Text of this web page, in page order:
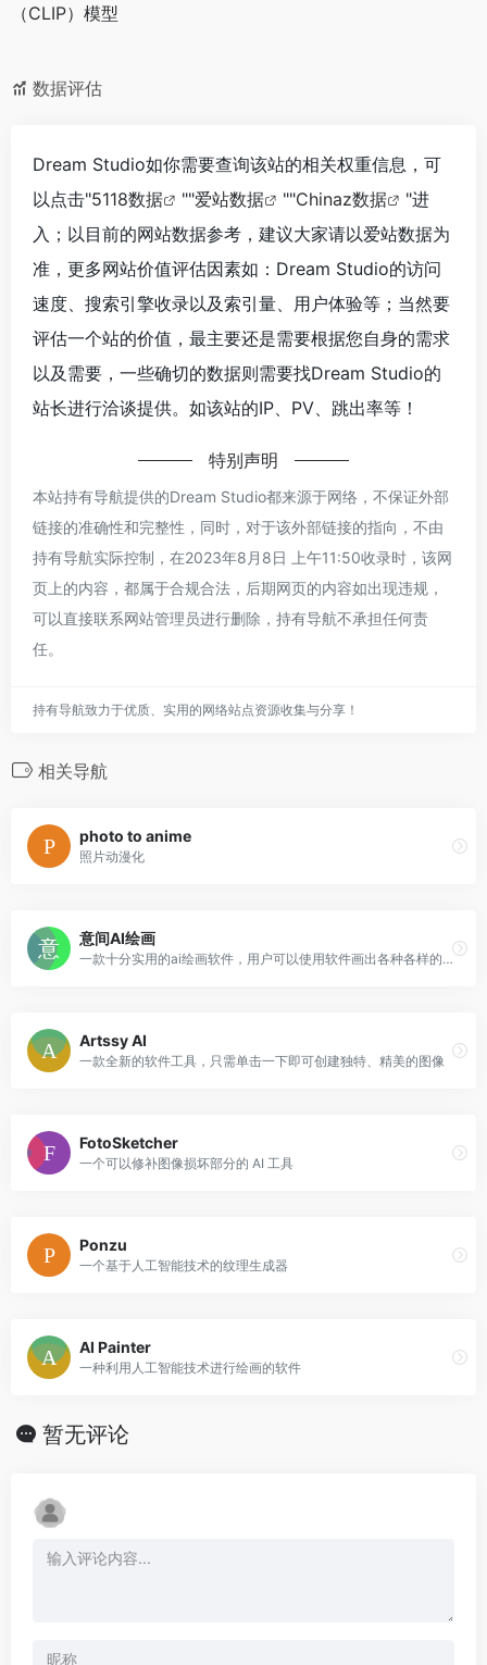
（CLIP）模型
数据评估
Dream Studio如你需要查询该站的相关权重信息，可
以点击"5118数据 ""爱站数据 ""Chinaz数据
"进
入；以目前的网站数据参考，建议大家请以爱站数据为
准，更多网站价值评估因素如：Dream Studio的访问
速度、搜索引擎收录以及索引量、用户体验等；当然要
评估一个站的价值，最主要还是需要根据您自身的需求
以及需要，一些确切的数据则需要找Dream Studio的
站长进行洽谈提供。如该站的IP、PV、跳出率等！
特别声明
本站持有导航提供的Dream Studio都来源于网络，不保证外部
链接的准确性和完整性，同时，对于该外部链接的指向，不由
持有导航实际控制，在2023年8月8日 上午11:50收录时，该网
页上的内容，都属于合规合法，后期网页的内容如出现违规，
可以直接联系网站管理员进行删除，持有导航不承担任何责
任。
持有导航致力于优质、实用的网络站点资源收集与分享！
相关导航
photo to anime
照片动漫化
意间AI绘画
一款十分实用的ai绘画软件，用户可以使用软件画出各种各样的精美的图片
Artssy AI
一款全新的软件工具，只需单击一下即可创建独特、精美的图像
FotoSketcher
一个可以修补图像损坏部分的 AI 工具
Ponzu
一个基于人工智能技术的纹理生成器
AI Painter
一种利用人工智能技术进行绘画的软件
暂无评论